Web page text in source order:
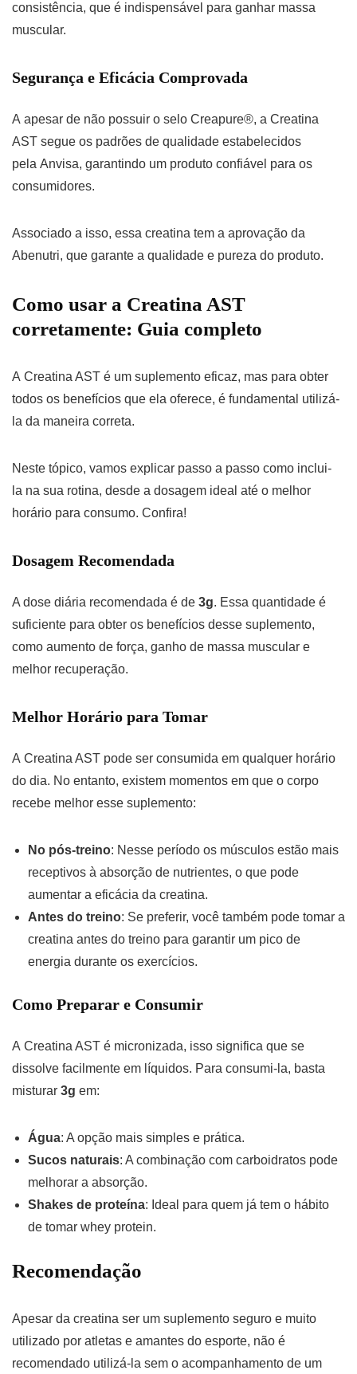
consistência, que é indispensável para ganhar massa
muscular.
Segurança e Eficácia Comprovada
A apesar de não possuir o selo Creapure®, a Creatina
AST segue os padrões de qualidade estabelecidos
pela Anvisa, garantindo um produto confiável para os
consumidores.
Associado a isso, essa creatina tem a aprovação da
Abenutri, que garante a qualidade e pureza do produto.
Como usar a Creatina AST
corretamente: Guia completo
A Creatina AST é um suplemento eficaz, mas para obter
todos os benefícios que ela oferece, é fundamental utilizá-
la da maneira correta.
Neste tópico, vamos explicar passo a passo como inclui-
la na sua rotina, desde a dosagem ideal até o melhor
horário para consumo. Confira!
Dosagem Recomendada
A dose diária recomendada é de 3g. Essa quantidade é
suficiente para obter os benefícios desse suplemento,
como aumento de força, ganho de massa muscular e
melhor recuperação.
Melhor Horário para Tomar
A Creatina AST pode ser consumida em qualquer horário
do dia. No entanto, existem momentos em que o corpo
recebe melhor esse suplemento:
No pós-treino: Nesse período os músculos estão mais
receptivos à absorção de nutrientes, o que pode
aumentar a eficácia da creatina.
Antes do treino: Se preferir, você também pode tomar a
creatina antes do treino para garantir um pico de
energia durante os exercícios.
Como Preparar e Consumir
A Creatina AST é micronizada, isso significa que se
dissolve facilmente em líquidos. Para consumi-la, basta
misturar 3g em:
Água: A opção mais simples e prática.
Sucos naturais: A combinação com carboidratos pode
melhorar a absorção.
Shakes de proteína: Ideal para quem já tem o hábito
de tomar whey protein.
Recomendação
Apesar da creatina ser um suplemento seguro e muito
utilizado por atletas e amantes do esporte, não é
recomendado utilizá-la sem o acompanhamento de um